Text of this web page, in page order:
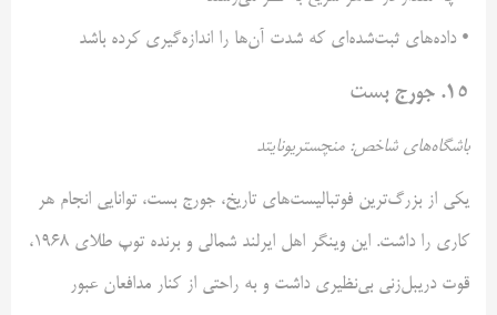
• داده‌های ثبت‌شده‌ای که شدت آن‌ها را اندازه‌گیری کرده باشد
۱۵. جورج بست
باشگاه‌های شاخص: منچستریونایتد
یکی از بزرگ‌ترین فوتبالیست‌های تاریخ، جورج بست، توانایی انجام هر
کاری را داشت. این وینگر اهل ایرلند شمالی و برنده توپ طلای ۱۹۶۸،
قوت دریبل‌زنی بی‌نظیری داشت و به راحتی از کنار مدافعان عبور